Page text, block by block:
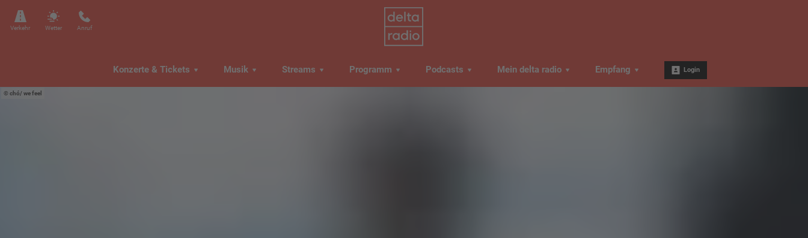
Verkehr Wetter Anruf
Konzerte & Tickets Musik Streams Programm Podcasts Mein delta radio Empfang Login
chó/ we feel